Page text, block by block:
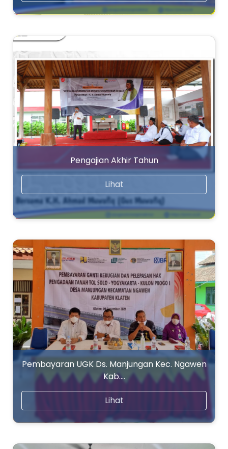
Pengajian Akhir Tahun
Lihat
Pembayaran UGK Ds. Manjungan Kec. Ngawen
Kab.…
Lihat